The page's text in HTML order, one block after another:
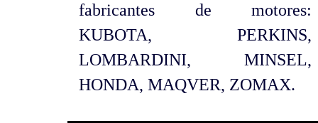
fabricantes de motores:
KUBOTA, PERKINS,
LOMBARDINI, MINSEL,
HONDA, MAQVER, ZOMAX.